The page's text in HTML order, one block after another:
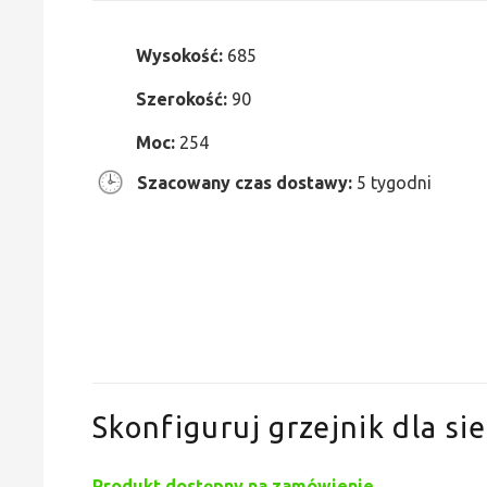
Wysokość: 685
Szerokość: 90
Moc: 254
Szacowany czas dostawy: 5 tygodni
Skonfiguruj grzejnik dla